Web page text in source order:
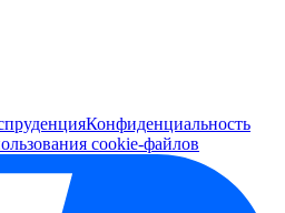
Конфиденциальность
cookie-файлов